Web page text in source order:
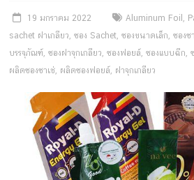
ครีม
บรรจุ
ภัณฑ์
ฉลาก
ครบ
วงจร
19 มกราคม 2022 Aluminum Foil ,
sachet ฝาเกลียว,ซอง Sachet,ซองขนาดเล็ก,ซองซ
บรรจุภัณฑ์,ซองฝาจุกเกลียว,ซองฟอยล์,ซองแบบฉีก,
ผลิตซองซาเช่, ผลิตซองฟอยล์, ฝาจุกเกลียว